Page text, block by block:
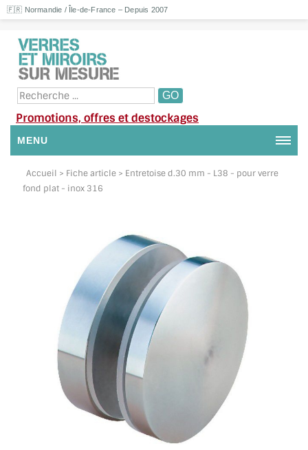
🇫🇷 Normandie / Île-de-France – Depuis 2007
Promotions, offres et destockages
MENU
NOUS CONTACTER
SUIVI DE DEVIS
SUIVI DE COMMANDE
TOUS LES TARIFS AU M2
GUIDE : CHOIX PAR UTILISATION
INSPIRATIONS ET NOUVEAUTÉS
AMBIANCE LAITON BROSSÉ
MIROIRS VIEILLIS AMBIANCE BRASSERIE
Accueil > Fiche article > Entretoise d.30 mm - L38 - pour verre
fond plat - inox 316